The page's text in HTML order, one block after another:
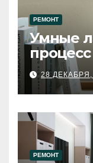
РЕМОНТ
Умные
28 ДЕКАБРЯ,
РЕМОНТ